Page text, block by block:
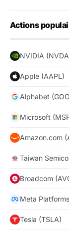
Actions
NVIDIA
Apple (AAPL)
Alphabet
Microsoft
Amazon.com
Taiwan
Broadcom
Meta
Tesla (TSLA)